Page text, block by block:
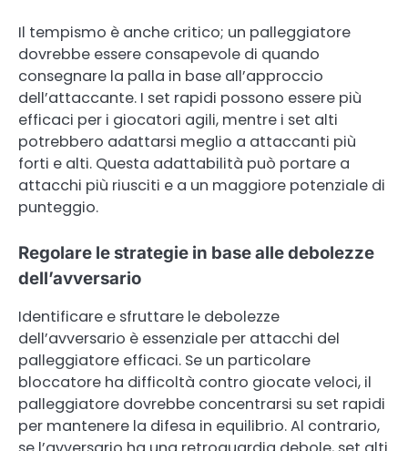
Il tempismo è anche critico; un palleggiatore
dovrebbe essere consapevole di quando
consegnare la palla in base all’approccio
dell’attaccante. I set rapidi possono essere più
efficaci per i giocatori agili, mentre i set alti
potrebbero adattarsi meglio a attaccanti più
forti e alti. Questa adattabilità può portare a
attacchi più riusciti e a un maggiore potenziale di
punteggio.
Regolare le strategie in base alle debolezze
dell’avversario
Identificare e sfruttare le debolezze
dell’avversario è essenziale per attacchi del
palleggiatore efficaci. Se un particolare
bloccatore ha difficoltà contro giocate veloci, il
palleggiatore dovrebbe concentrarsi su set rapidi
per mantenere la difesa in equilibrio. Al contrario,